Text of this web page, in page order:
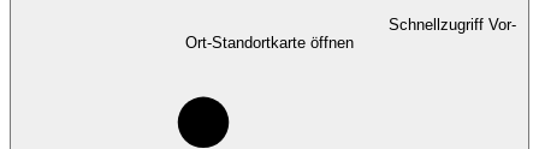
Schnellzugriff Vor-
Ort-Standortkarte öffnen